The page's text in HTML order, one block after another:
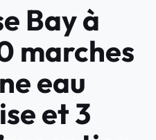
Bay à
marches
eau
et 3